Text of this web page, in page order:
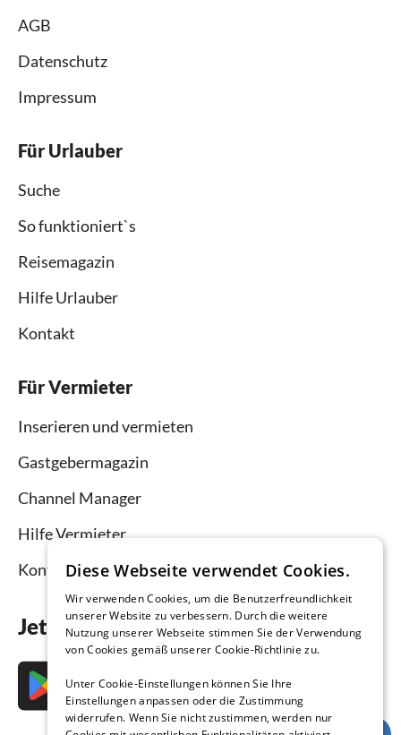
AGB
Datenschutz
Impressum
Für Urlauber
Suche
So funktioniert`s
Reisemagazin
Hilfe Urlauber
Kontakt
Für Vermieter
Inserieren und vermieten
Gastgebermagazin
Channel Manager
Hilfe Vermieter
Kontakt
Jetzt die App downloaden
Diese Webseite verwendet Cookies.
Wir verwenden Cookies, um die Benutzerfreundlichkeit
unserer Website zu verbessern. Durch die weitere
Nutzung unserer Webseite stimmen Sie der Verwendung
von Cookies gemäß unserer Cookie-Richtlinie zu.
Unter Cookie-Einstellungen können Sie Ihre
Einstellungen anpassen oder die Zustimmung
widerrufen. Wenn Sie nicht zustimmen, werden nur